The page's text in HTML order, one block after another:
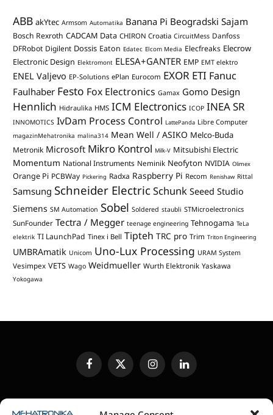
ABB akYtec Armsom Automatika Banana Pi Beogradski Sajam
Bosch Rexroth CADCAM Data CHIRON Croatia CircuitMess Danfoss
DFRobot Digilent Dossis Eaton Edatec Elcom Media Elecfreaks Elecrow
Electronic Design Elektromont ELESA+GANTER EMP EMT elektro
ENEL Valjevo EP-Solutions ePlan Eurocom EXOR ETI Fanuc
Faulhaber Festo Fox Electronics Gamax Gomo Design
Hennlich Hidraulika HMS ICM Electronics ICOP INEA SR
INNOMOTICS IvDam Process Control LattePanda Libre Computer
magazinMehatronika malina314 Mean Well / ASIKO Melco-Buda
Metronik Microsoft Mikro Kontrol Milk-V Mitsubishi Electric
Momentum National Instruments Neminik Neofyton NVIDIA Olimex
Orange Pi PCBWay Pickering Radxa Raspberry Pi Recom Renishaw Rittal
Samsung Schneider ElectricSchunk Seeed Studio
Siemens SM Automation Sobel Soldered staubli STMicroelectronics
SunFounder Tectra / Megger teenage engineering Tehnogama TeLa
elektrik TI LaunchPad Tinex i Bell Tipteh TRC pro Trim Triton Engineering
UMBRAmatik Unicom Uno-Lux Processing URAM System
Vesimpex VETS Wago Weidmueller Wurth Elektronik Yaskawa
Yokogawa
FacebookX
(Twitter)
InstagramLinkedIn